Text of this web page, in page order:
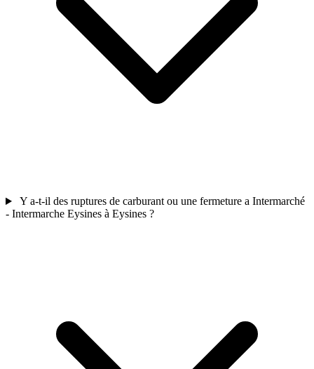
Y a-t-il des ruptures de carburant ou une fermeture a Intermarché
- Intermarche Eysines à Eysines ?